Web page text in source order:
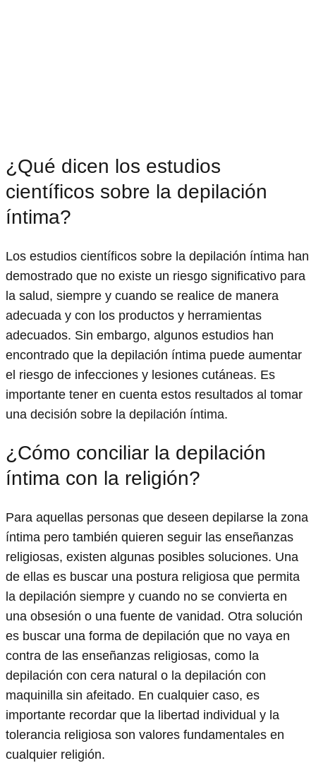
¿Qué dicen los estudios
científicos sobre la depilación
íntima?
Los estudios científicos sobre la depilación íntima han
demostrado que no existe un riesgo significativo para
la salud, siempre y cuando se realice de manera
adecuada y con los productos y herramientas
adecuados. Sin embargo, algunos estudios han
encontrado que la depilación íntima puede aumentar
el riesgo de infecciones y lesiones cutáneas. Es
importante tener en cuenta estos resultados al tomar
una decisión sobre la depilación íntima.
¿Cómo conciliar la depilación
íntima con la religión?
Para aquellas personas que deseen depilarse la zona
íntima pero también quieren seguir las enseñanzas
religiosas, existen algunas posibles soluciones. Una
de ellas es buscar una postura religiosa que permita
la depilación siempre y cuando no se convierta en
una obsesión o una fuente de vanidad. Otra solución
es buscar una forma de depilación que no vaya en
contra de las enseñanzas religiosas, como la
depilación con cera natural o la depilación con
maquinilla sin afeitado. En cualquier caso, es
importante recordar que la libertad individual y la
tolerancia religiosa son valores fundamentales en
cualquier religión.